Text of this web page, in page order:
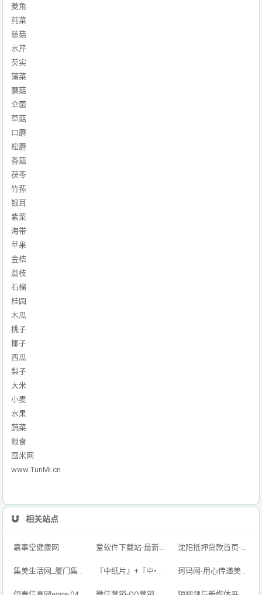
菱角
莼菜
慈菇
水芹
芡实
蒲菜
蘑菇
伞菌
草菇
口蘑
松蘑
香菇
茯苓
竹荪
银耳
紫菜
海带
苹果
金桔
荔枝
石榴
桂圆
木瓜
桃子
椰子
西瓜
梨子
大米
小麦
水果
蔬菜
粮食
囤米网
www.TunMi.cn
相关站点
嘉事堂健康网 爱软件下载站-最新的手机软件,好玩的手机游戏,免费的绿色电脑软件下载平台 沈阳抵押贷款首页-银行房产抵押贷款及个人房屋二次抵押贷款-「单签不验点不看征信」
集美生活网_厦门集美区信息网|集美分类信息|集美便民网|集美本地生活网|集美区分类信息门户网站 『中纸片』+『中•ARM』-云验证 | 在线身份验证解决方案 珂玛网-用心传递美好生活